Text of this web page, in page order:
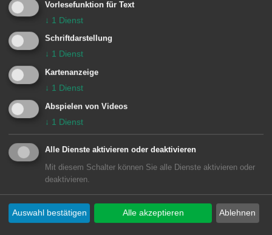
und Vollsperrungen erforderlich und
Bushaltestellen müssen verlegt
werden. Die Frankenstraße wurde
vorzeitig für den Verkehr freigegeben.
Wegen der Verlegung von Gas-,
Wasser- und Stromleitungen sowie
Kanalarbeiten durch die Stadtwerke
Aalen müssen dieSonnenstraße,
Aalen-Attenhofenbis zum
Jahresende teilweise oder komplett
Vorlesefunktion für Text
↓ 1 Dienst
Schriftdarstellung
↓ 1 Dienst
Kartenanzeige
↓ 1 Dienst
Abspielen von Videos
↓ 1 Dienst
Alle Dienste aktivieren oder deaktivieren
Mit diesem Schalter können Sie alle Dienste aktivieren oder
deaktivieren.
Ablehnen
Auswahl bestätigen Alle akzeptieren